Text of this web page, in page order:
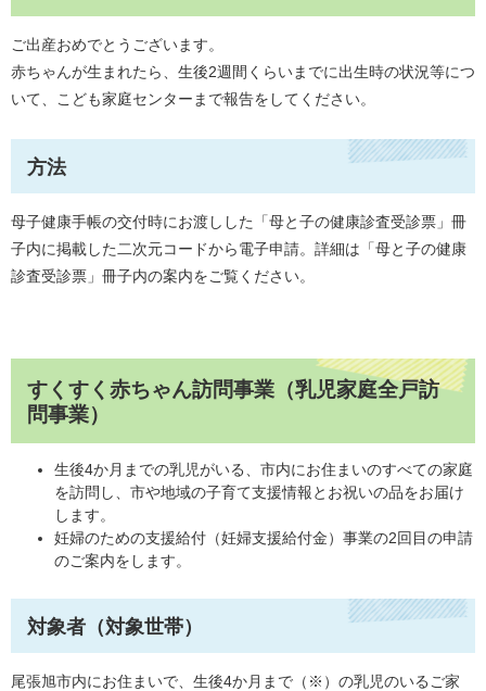
ご出産おめでとうございます。
赤ちゃんが生まれたら、生後2週間くらいまでに出生時の状況等につ
いて、こども家庭センターまで報告をしてください。
方法
母子健康手帳の交付時にお渡しした「母と子の健康診査受診票」冊
子内に掲載した二次元コードから電子申請。詳細は「母と子の健康
診査受診票」冊子内の案内をご覧ください。
すくすく赤ちゃん訪問事業（乳児家庭全戸訪
問事業）
生後4か月までの乳児がいる、市内にお住まいのすべての家庭
を訪問し、市や地域の子育て支援情報とお祝いの品をお届け
します。
妊婦のための支援給付（妊婦支援給付金）事業の2回目の申請
のご案内をします。
対象者（対象世帯）
尾張旭市内にお住まいで、生後4か月まで（※）の乳児のいるご家